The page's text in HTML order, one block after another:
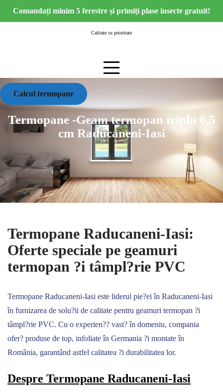
Comandați minim 5 ferestre și primiți plase insecte gratuit!
Calitate cu prioritate
Calcul termopane
Termopane -Geam termopan triplu 0,5
cm Raducaneni-Iasi
Termopane Raducaneni-Iasi:
Oferte speciale pe geamuri
termopan ?i tâmpl?rie PVC
Termopane Raducaneni-Iasi este liderul pie?ei în Raducaneni-Iasi
în furnizarea de solu?ii de calitate pentru geamuri termopan ?i
tâmpl?rie PVC. Cu o experien?? vast? în domeniu, compania
ofer? produse de top, infoliate în Germania ?i montate în
România, garantând astfel calitatea ?i durabilitatea lor.
Despre Termopane Raducaneni-Iasi